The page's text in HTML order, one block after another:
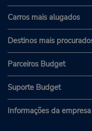
Carros mais alugados
Destinos mais
Parceiros Budget
Suporte Budget
Informações da empresa